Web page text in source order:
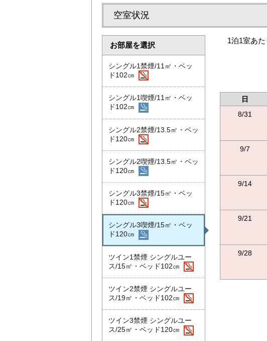
空室状況
お部屋を選択
シングル1禁煙/11㎡・ベッ
ド102㎝
シングル1喫煙/11㎡・ベッ
ド102㎝
シングル2禁煙/13.5㎡・ベッ
ド120㎝
シングル2喫煙/13.5㎡・ベッ
ド120㎝
シングル3禁煙/15㎡・ベッ
ド120㎝
シングル3喫煙/15㎡・ベッ
ド120㎝
ツイン1禁煙 シングルユー
ス/15㎡・ベッド102㎝
ツイン2禁煙 シングルユー
ス/19㎡・ベッド102㎝
ツイン3禁煙 シングルユー
ス/25㎡・ベッド120㎝
1泊1室あた
日
8/31
9/7
9/14
9/21
9/28